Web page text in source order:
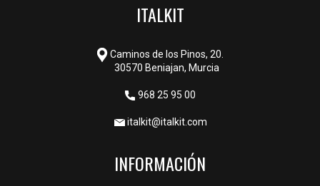
ITALKIT
Caminos de los Pinos, 20.
30570 Beniajan, Murcia
968 25 95 00
italkit@italkit.com
INFORMACIÓN